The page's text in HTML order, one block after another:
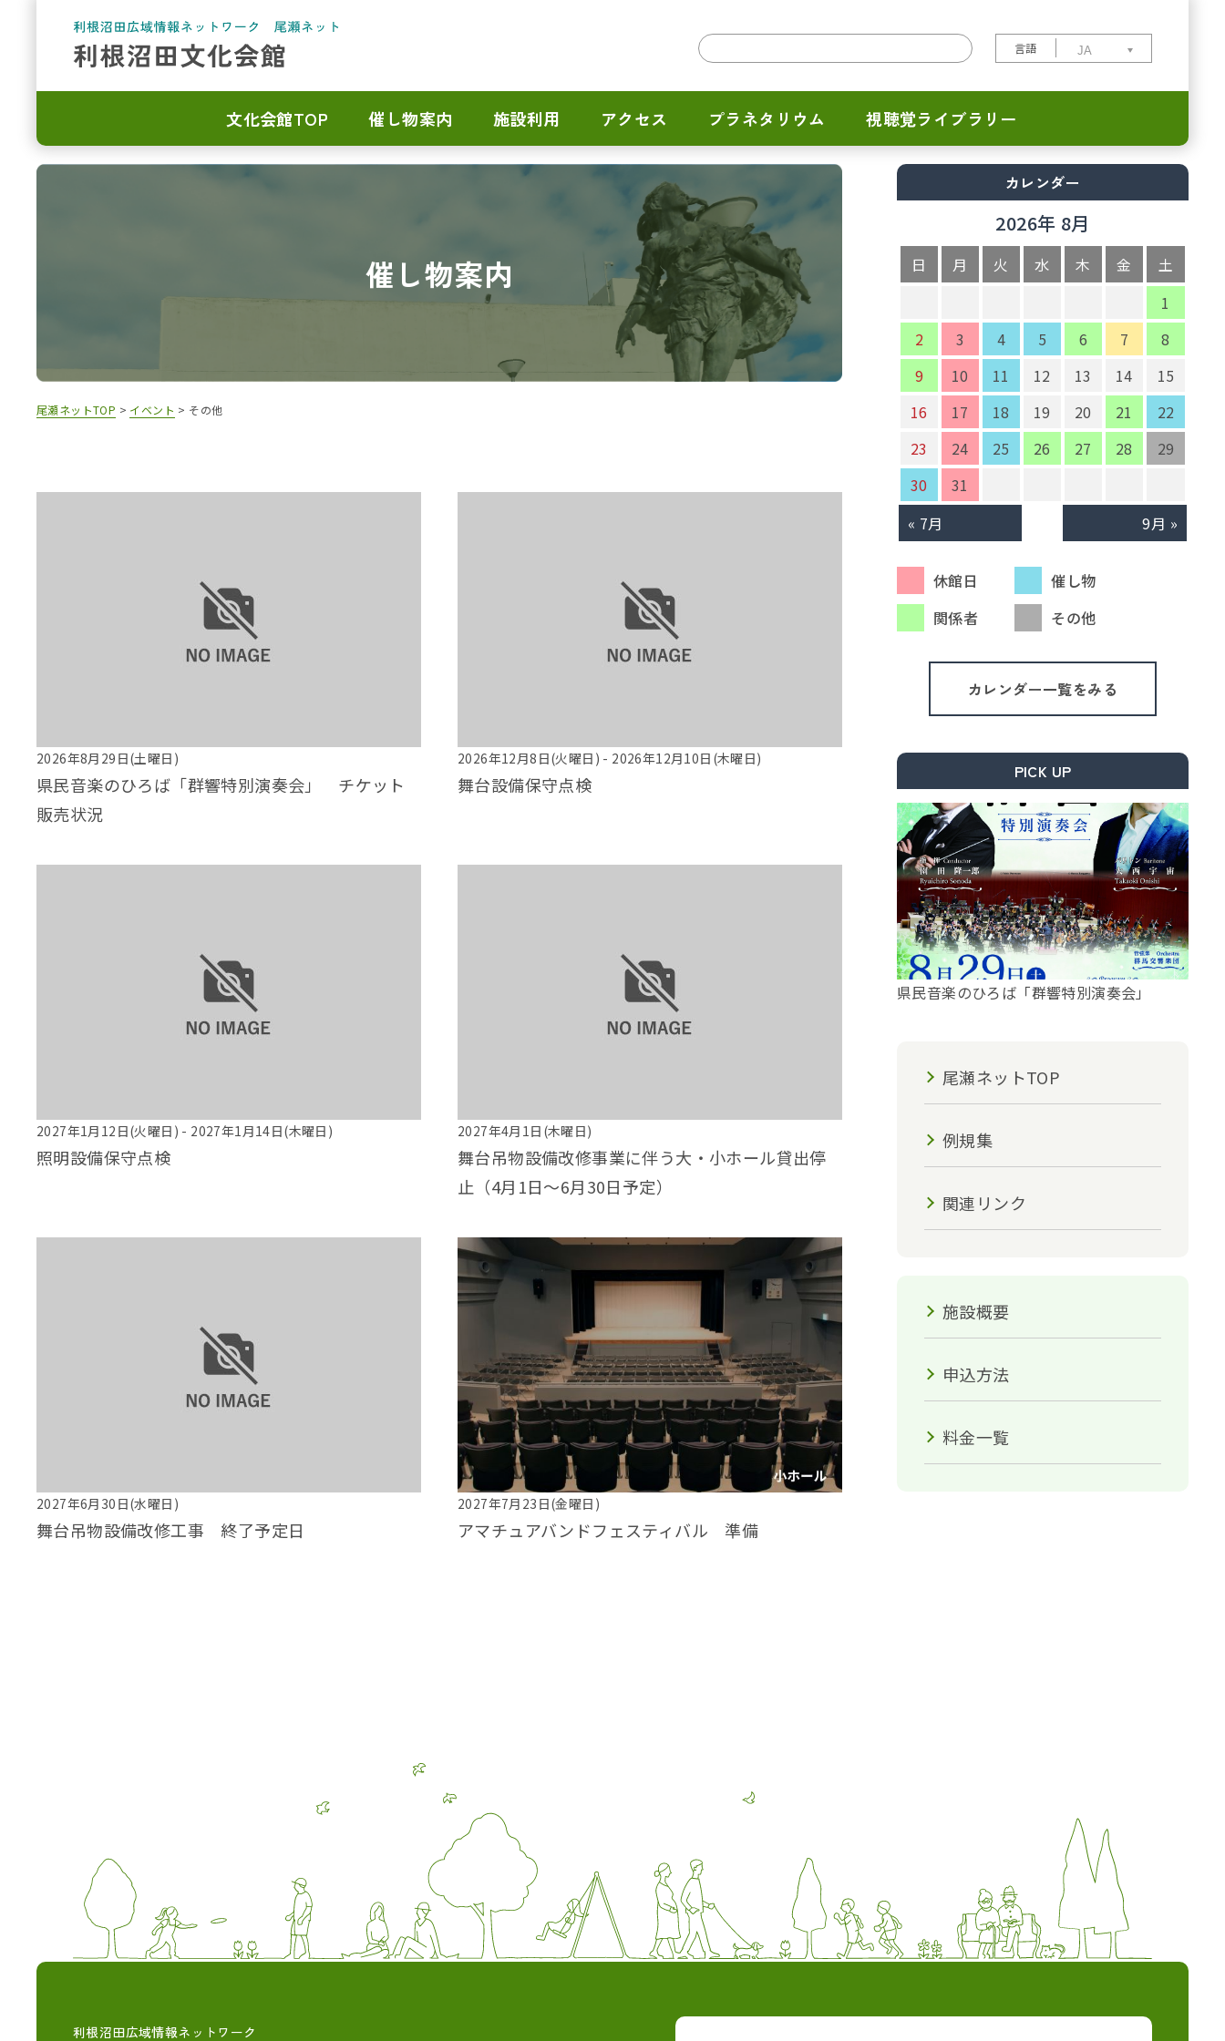
言語
文化会館TOP 催し物案内 施設利用 アクセス プラネタリウム 視聴覚ライブラリー
催し物案内
尾瀬ネットTOP > イベント > その他
2026年8月29日(土曜日)
県民音楽のひろば「群響特別演奏会」 チケット
販売状況
2026年12月8日(火曜日) - 2026年12月10日(木曜日)
舞台設備保守点検
2027年1月12日(火曜日) - 2027年1月14日(木曜日)
照明設備保守点検
2027年4月1日(木曜日)
舞台吊物設備改修事業に伴う大・小ホール貸出停
止（4月1日～6月30日予定）
2027年6月30日(水曜日)
舞台吊物設備改修工事 終了予定日
2027年7月23日(金曜日)
アマチュアバンドフェスティバル 準備
カレンダー
2026年 8月
日 月 火 水 木 金
土
1
2
3 4 5 6 7
8
9
10 11 12 13 14
15
16
17 18 19 20 21
22
23
24 25 26 27 28
29
30
31
« 7月
9月 »
休館日
催し物
関係者
その他
カレンダー一覧をみる
PICK UP
県民音楽のひろば「群響特別演奏会」
尾瀬ネットTOP
例規集
関連リンク
施設概要
申込方法
料金一覧
利根沼田広域情報ネットワーク